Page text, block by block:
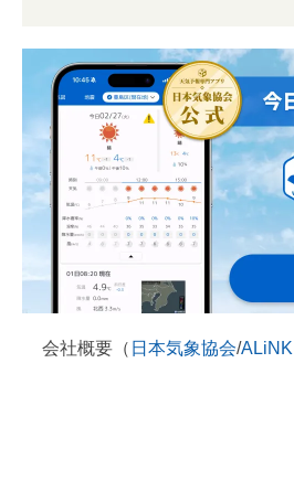
会社概要（ 日本気象協会/